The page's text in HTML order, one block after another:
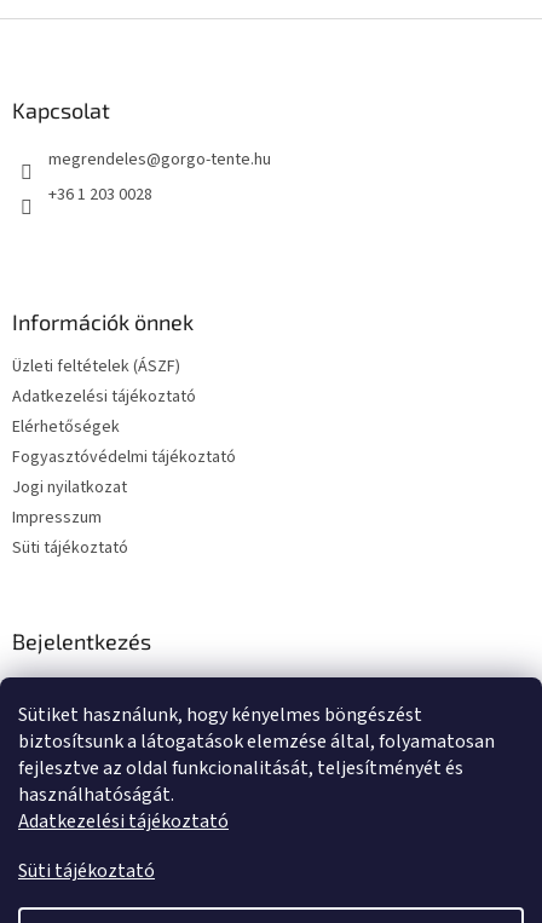
Sütiket használunk, hogy kényelmes böngészést
biztosítsunk a látogatások elemzése által, folyamatosan
fejlesztve az oldal funkcionalitását, teljesítményét és
használhatóságát.
Adatkezelési tájékoztató
Süti tájékoztató
Kapcsolat
megrendeles@gorgo-tente.hu
+36 1 203 0028
Információk önnek
Üzleti feltételek (ÁSZF)
Adatkezelési tájékoztató
Elérhetőségek
Fogyasztóvédelmi tájékoztató
Jogi nyilatkozat
Impresszum
Süti tájékoztató
Bejelentkezés
E-mail
Jelszó
BEJELENTKEZÉS
Új regisztrációElfelejtett jelszó